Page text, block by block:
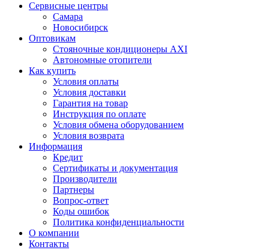
Сервисные центры
Самара
Новосибирск
Оптовикам
Стояночные кондиционеры AXI
Автономные отопители
Как купить
Условия оплаты
Условия доставки
Гарантия на товар
Инструкция по оплате
Условия обмена оборудованием
Условия возврата
Информация
Кредит
Сертификаты и документация
Производители
Партнеры
Вопрос-ответ
Коды ошибок
Политика конфиденциальности
О компании
Контакты